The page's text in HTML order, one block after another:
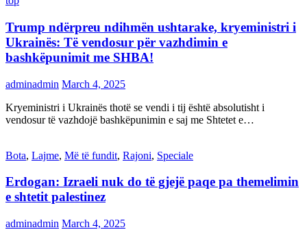
Trump ndërpreu ndihmën ushtarake, kryeministri i
Ukrainës: Të vendosur për vazhdimin e
bashkëpunimit me SHBA!
adminadmin March 4, 2025
Kryeministri i Ukrainës thotë se vendi i tij është absolutisht i
vendosur të vazhdojë bashkëpunimin e saj me Shtetet e…
Bota, Lajme, Më të fundit, Rajoni, Speciale
Erdogan: Izraeli nuk do të gjejë paqe pa themelimin
e shtetit palestinez
adminadmin March 4, 2025